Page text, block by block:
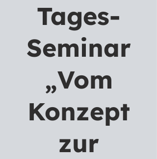
Tages-
Seminar
„Vom
Konzept
zur